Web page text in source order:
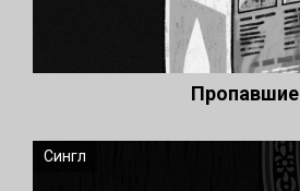
Пропавшие
Сингл